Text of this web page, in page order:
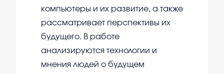
компьютеры и их развитие, а также
рассматривает перспективы их
будущего. В работе
анализируются технологии и
мнения людей о будущем